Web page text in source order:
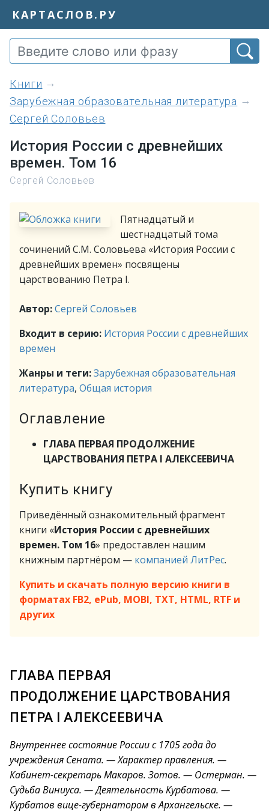
КАРТАСЛОВ.РУ
книги
Зарубежная образовательная литература
Сергей Соловьев
История России с древнейших
времен. Том 16
Сергей Соловьев
Пятнадцатый и
шестнадцатый тома
сочинений С.М. Соловьева «История России с
древнейших времен» посвящены
царствованию Петра I.
Автор:Сергей Соловьев
Входит в серию: История России с древнейших
времен
Жанры и теги:Зарубежная образовательная
литература, Общая история
Оглавление
ГЛАВА ПЕРВАЯ ПРОДОЛЖЕНИЕ
ЦАРСТВОВАНИЯ ПЕТРА I АЛЕКСЕЕВИЧА
Купить книгу
Приведённый ознакомительный фрагмент
книги «История России с древнейших
времен. Том 16» предоставлен нашим
книжным партнёром — компанией ЛитРес.
Купить и скачать полную версию книги в
форматах FB2, ePub, MOBI, TXT, HTML, RTF и
других
ГЛАВА ПЕРВАЯ
ПРОДОЛЖЕНИЕ ЦАРСТВОВАНИЯ
ПЕТРА I АЛЕКСЕЕВИЧА
Внутреннее состояние России с 1705 года до
учреждения Сената. — Характер правления. —
Кабинет-секретарь Макаров. Зотов. — Остерман. —
Судьба Виниуса. — Деятельность Курбатова. —
Курбатов вице-губернатором в Архангельске. —